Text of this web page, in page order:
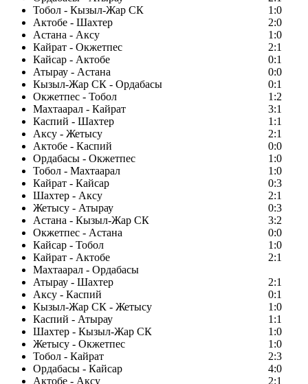
Тобол - Кызыл-Жар СК
1:0
Актобе - Шахтер
2:0
Астана - Аксу
1:0
Кайрат - Окжетпес
2:1
Кайсар - Актобе
0:1
Атырау - Астана
0:0
Кызыл-Жар СК - Ордабасы
0:1
Окжетпес - Тобол
1:2
Махтаарал - Кайрат
3:1
Каспий - Шахтер
1:1
Аксу - Жетысу
2:1
Актобе - Каспий
0:0
Ордабасы - Окжетпес
1:0
Тобол - Махтаарал
1:0
Кайрат - Кайсар
0:3
Шахтер - Аксу
2:1
Жетысу - Атырау
0:3
Астана - Кызыл-Жар СК
3:2
Окжетпес - Астана
0:0
Кайсар - Тобол
1:0
Кайрат - Актобе
2:1
Махтаарал - Ордабасы
Атырау - Шахтер
2:1
Аксу - Каспий
0:1
Кызыл-Жар СК - Жетысу
1:0
Каспий - Атырау
1:1
Шахтер - Кызыл-Жар СК
1:0
Жетысу - Окжетпес
1:0
Тобол - Кайрат
2:3
Ордабасы - Кайсар
4:0
Актобе - Аксу
2:1